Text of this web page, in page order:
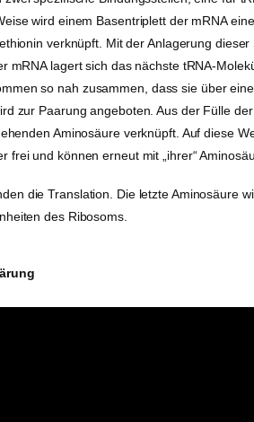
wird einem Basentriplett der mRNA
verknüpft. Mit der Anlagerung
mRNA lagert sich das nächste tRNA-
so nah zusammen, dass sie über
zur Paarung angeboten. Aus der Fülle
Aminosäure verknüpft. Auf diese
frei und können erneut mit „ihrer“
die Translation. Die letzte Aminosäure
des Ribosoms.